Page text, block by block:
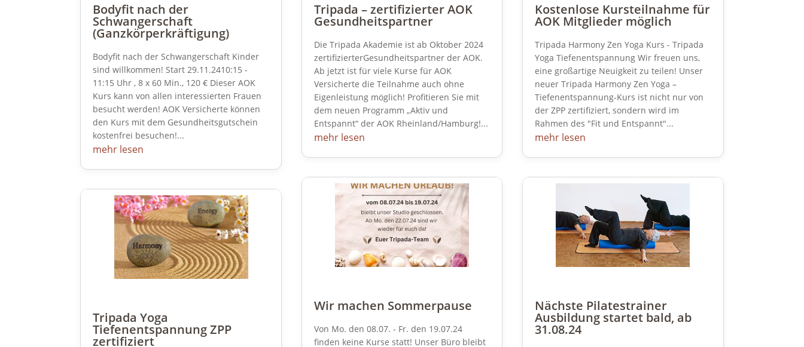
Bodyfit nach der
Schwangerschaft
(Ganzkörperkräftigung)
Bodyfit nach der Schwangerschaft Kinder
sind willkommen! Start 29.11.2410:15 -
11:15 Uhr , 8 x 60 Min., 120 € Dieser AOK
Kurs kann von allen interessierten Frauen
besucht werden! AOK Versicherte können
den Kurs mit dem Gesundheitsgutschein
kostenfrei besuchen!...
mehr lesen
Tripada Yoga
Tiefenentspannung ZPP
zertifiziert
Tripada – zertifizierter AOK
Gesundheitspartner
Die Tripada Akademie ist ab Oktober 2024
zertifizierterGesundheitspartner der AOK.
Ab jetzt ist für viele Kurse für AOK
Versicherte die Teilnahme auch ohne
Eigenleistung möglich! Profitieren Sie mit
dem neuen Programm „Aktiv und
Entspannt“ der AOK Rheinland/Hamburg!...
mehr lesen
Wir machen Sommerpause
Von Mo. den 08.07. - Fr. den 19.07.24
finden keine Kurse statt! Unser Büro bleibt
Kostenlose Kursteilnahme für
AOK Mitglieder möglich
Tripada Harmony Zen Yoga Kurs - Tripada
Yoga Tiefenentspannung Wir freuen uns,
eine großartige Neuigkeit zu teilen! Unser
neuer Tripada Harmony Zen Yoga –
Tiefenentspannung-Kurs ist nicht nur von
der ZPP zertifiziert, sondern wird im
Rahmen des "Fit und Entspannt"...
mehr lesen
Nächste Pilatestrainer
Ausbildung startet bald, ab
31.08.24